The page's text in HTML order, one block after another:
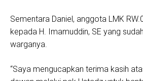
Sementara Daniel, anggota LMK
kepada H. Imamuddin, SE yang
warganya.
“Saya mengucapkan terima kasih